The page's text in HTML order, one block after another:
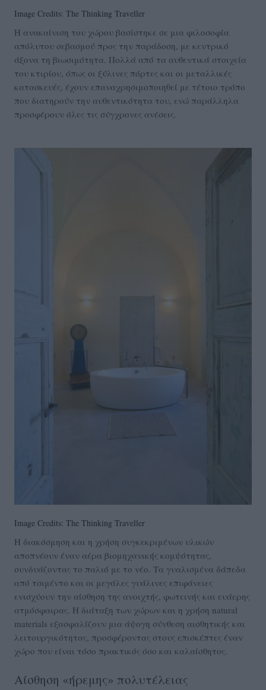
Image Credits: The Thinking Traveller
Η ανακαίνιση του χώρου βασίστηκε σε μια φιλοσοφία
απόλυτου σεβασμού προς την παράδοση, με κεντρικό
άξονα τη βιωσιμότητα. Πολλά από τα αυθεντικά στοιχεία
του κτιρίου, όπως οι ξύλινες πόρτες και οι μεταλλικές
κατασκευές, έχουν επαναχρησιμοποιηθεί με τέτοιο τρόπο
που διατηρούν την αυθεντικότητα του, ενώ παράλληλα
προσφέρουν όλες τις σύγχρονες ανέσεις.
Image Credits: The Thinking Traveller
Η διακόσμηση και η χρήση συγκεκριμένων υλικών
αποπνέουν έναν αέρα βιομηχανικής κομψότητας,
συνδυάζοντας το παλιό με το νέο. Τα γυαλισμένα δάπεδα
από τσιμέντο και οι μεγάλες γυάλινες επιφάνειες
ενισχύουν την αίσθηση της ανοιχτής, φωτεινής και ευάερης
ατμόσφαιρας. Η διάταξη των χώρων και η χρήση natural
materials εξασφαλίζουν μια άψογη σύνθεση αισθητικής και
λειτουργικότητας, προσφέροντας στους επισκέπτες έναν
χώρο που είναι τόσο πρακτικός όσο και καλαίσθητος.
Αίσθηση «ήρεμης» πολυτέλειας